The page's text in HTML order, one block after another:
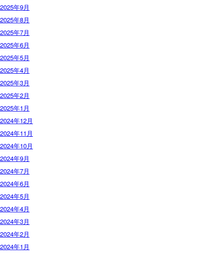
2025年9月
2025年8月
2025年7月
2025年6月
2025年5月
2025年4月
2025年3月
2025年2月
2025年1月
2024年12月
2024年11月
2024年10月
2024年9月
2024年7月
2024年6月
2024年5月
2024年4月
2024年3月
2024年2月
2024年1月